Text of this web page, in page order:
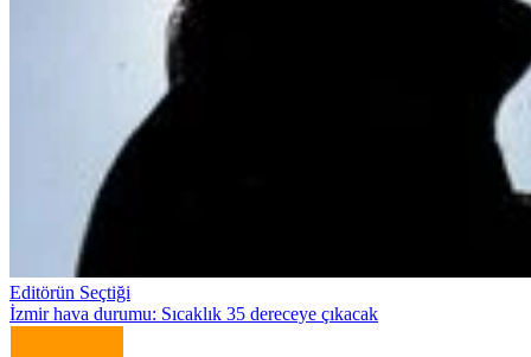
Editörün Seçtiği
İzmir hava durumu: Sıcaklık 35 dereceye çıkacak